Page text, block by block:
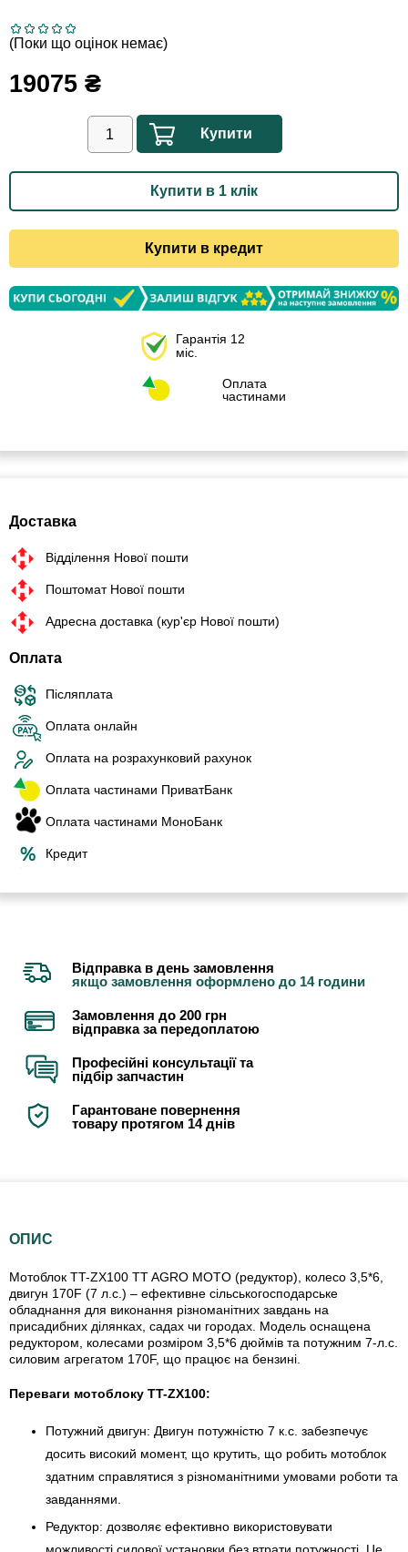
(Поки що оцінок немає)
19075 ₴
Купити
Купити в 1 клік
Купити в кредит
Гарантія 12
міс.
Оплата
частинами
Доставка
Відділення Нової пошти
Поштомат Нової пошти
Адресна доставка (кур'єр Нової пошти)
Оплата
Післяплата
Оплата онлайн
Оплата на розрахунковий рахунок
Оплата частинами ПриватБанк
Оплата частинами МоноБанк
Кредит
Відправка в день замовлення
якщо замовлення оформлено до 14 години
Замовлення до 200 грн
відправка за передоплатою
Професійні консультації та
підбір запчастин
Гарантоване повернення
товару протягом 14 днів
ОПИС
Мотоблок TT-ZX100 TT AGRO MOTO (редуктор), колесо 3,5*6,
двигун 170F (7 л.с.) – ефективне сільськогосподарське
обладнання для виконання різноманітних завдань на
присадибних ділянках, садах чи городах. Модель оснащена
редуктором, колесами розміром 3,5*6 дюймів та потужним 7-л.с.
силовим агрегатом 170F, що працює на бензині.
Переваги мотоблоку TT-ZX100:
Потужний двигун: Двигун потужністю 7 к.с. забезпечує
досить високий момент, що крутить, що робить мотоблок
здатним справлятися з різноманітними умовами роботи та
завданнями.
Редуктор: дозволяє ефективно використовувати